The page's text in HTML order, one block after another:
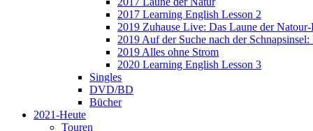
2017 Learning English Lesson 2
2019 Zuhause Live: Das Laune der
2019 Auf der Suche nach der
2019 Alles ohne Strom
2020 Learning English Lesson 3
Singles
DVD/BD
Bücher
2021-Heute
Touren